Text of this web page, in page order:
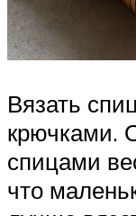
Вязать
крючками.
спицами
что